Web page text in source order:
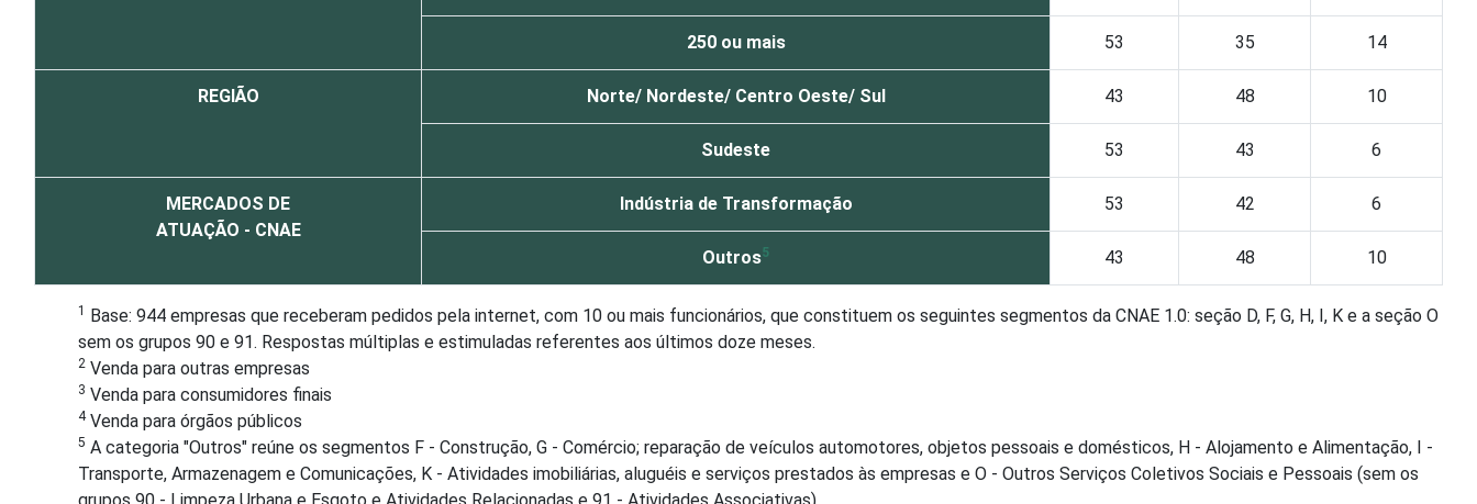
250 ou mais 53 35 14
REGIÃO Norte/ Nordeste/ Centro Oeste/ Sul 43 48 10
Sudeste 53 43 6
MERCADOS DE
ATUAÇÃO - CNAE
Indústria de Transformação 53 42 6
Outros5 43 48 10
1 Base: 944 empresas que receberam pedidos pela internet, com 10 ou mais funcionários, que constituem os seguintes segmentos da CNAE 1.0: seção D, F, G, H, I, K e a seção O
sem os grupos 90 e 91. Respostas múltiplas e estimuladas referentes aos últimos doze meses.
2 Venda para outras empresas
3 Venda para consumidores finais
4Venda para órgãos públicos
5 A categoria "Outros" reúne os segmentos F - Construção, G - Comércio; reparação de veículos automotores, objetos pessoais e domésticos, H - Alojamento e Alimentação, I -
Transporte, Armazenagem e Comunicações, K - Atividades imobiliárias, aluguéis e serviços prestados às empresas e O - Outros Serviços Coletivos Sociais e Pessoais (sem os